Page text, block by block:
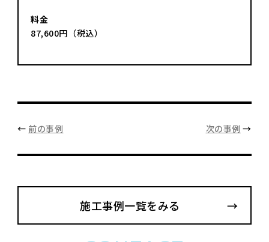
料金
87,600円（税込）
← 前の事例 次の事例 →
施工事例一覧をみる